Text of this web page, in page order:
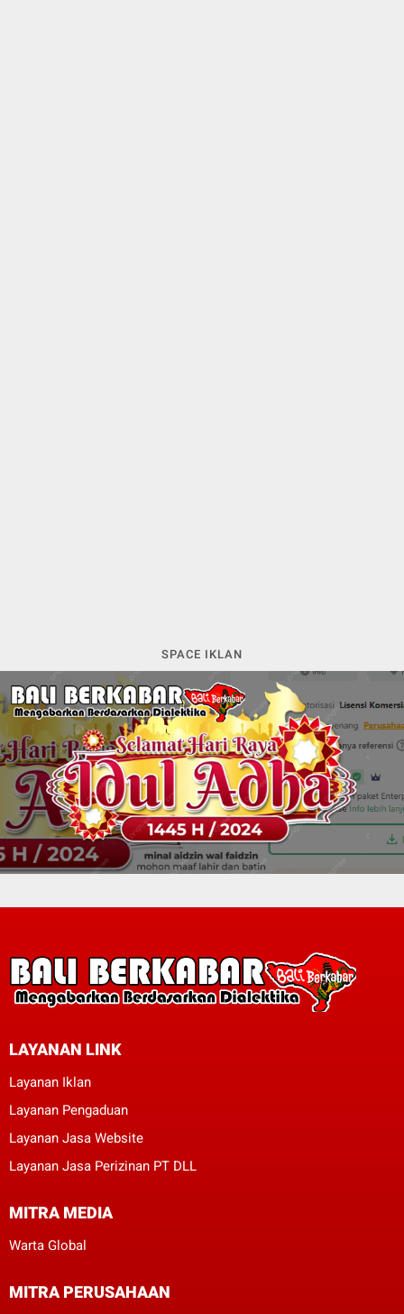
SPACE IKLAN
LAYANAN LINK
Layanan Iklan
Layanan Pengaduan
Layanan Jasa Website
Layanan Jasa Perizinan PT DLL
MITRA MEDIA
Warta Global
MITRA PERUSAHAAN